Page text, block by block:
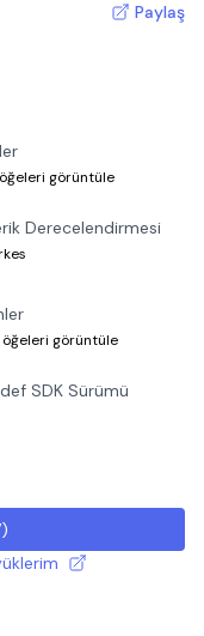
Paylaş
görüntüle
Derecelendirmesi
görüntüle
SDK Sürümü
)